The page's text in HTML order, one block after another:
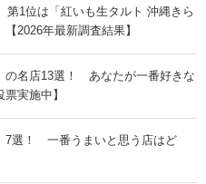
1位は「紅いも生タルト 沖縄きら
2026年最新調査結果】
の名店13選！ あなたが一番好きな
実施中】
7選！ 一番うまいと思う店はど